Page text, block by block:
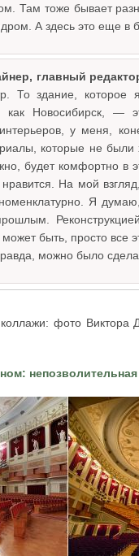
Там тоже бывает
А здесь это еще в
главный
То здание,
как Новосибирск, —
у меня,
которые не были
будет комфортно в
На мой
Я
быть, просто все
можно было
фото Виктора